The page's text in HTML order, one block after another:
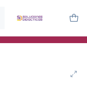
aulas, terapeutas y